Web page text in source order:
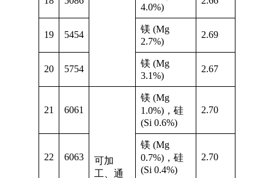
4.0%)
19 5454
镁 (Mg
2.7%)
2.69
20 5754
镁 (Mg
3.1%)
2.67
21 6061
可加
工、通
镁 (Mg
1.0%)，硅
(Si 0.6%)
2.70
22 6063
镁 (Mg
0.7%)，硅
(Si 0.4%)
2.70